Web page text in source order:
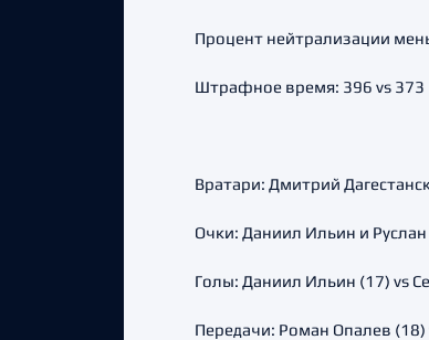
Процент нейтрализации
Штрафное время: 396 vs 373
Вратари: Дмитрий
Очки: Даниил Ильин и
Голы: Даниил Ильин (17) vs
Передачи: Роман Опалев